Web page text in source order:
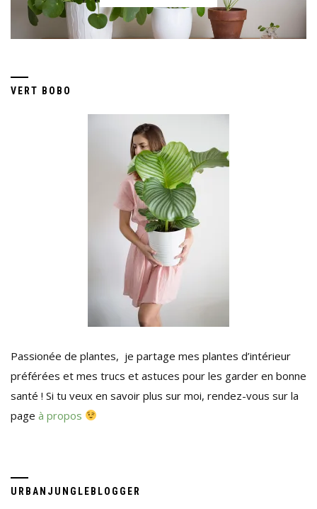
VERT BOBO
Passionée de plantes, je partage mes plantes d’intérieur
préférées et mes trucs et astuces pour les garder en bonne
santé ! Si tu veux en savoir plus sur moi, rendez-vous sur la
page à propos
URBANJUNGLEBLOGGER